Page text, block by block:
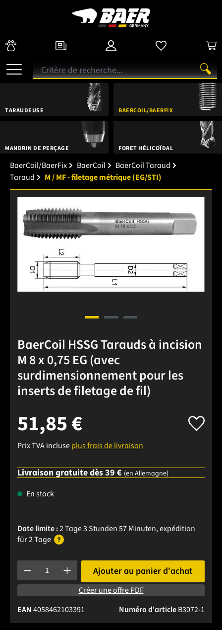
TARAUDEUSE BAERCOIL/BAERFIX
MANDRIN DE PERÇAGE FORET HÉLICOÏDAL
BaerCoil/BaerFix BaerCoil
BaerCoil Taraud
Taraud
M / MF - filetage métrique (EG/STI)
BaerCoil HSSG Tarauds à incision
M 8 x 0,75 EG (avec
surdimensionnement pour les
inserts de filetage de fil)
51,85 €
Prix TVA incluseplus frais de livraison
Livraison gratuite dès 39 € (en Allemagne)
En stock
Date limite :2 Tage 3 Stunden 57 Minuten, expédition
für 2 Tage
Quantité de produit : Entrez la quantité souhaitée ou
Ajouter au panier d'achat
Créer une offre PDF
Numéro d'articleB3072-1
EAN4058462103391